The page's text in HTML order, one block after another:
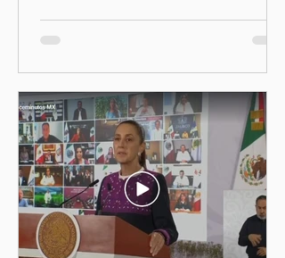
feminicidio en Puebla
disminuyó en un 60 por
ciento, durante el primer
semestre de 2026, gracias
al modelo de los Centros
LIBRE (Libertad, Igualdad,
Bienestar, Redes,
Emancipación)–Casas Carmen
Serdán, que descentraliza